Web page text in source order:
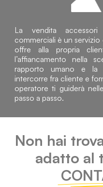
La vendita
commerciali è un
offre alla propria
l’affiancamento nella
rapporto umano e la
intercorre fra cliente e
operatore ti guiderà
passo a passo.
Non hai
adatto al